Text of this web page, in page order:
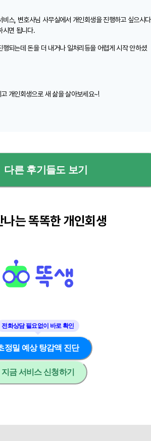
비스, 변호사님 사무실에서 개인회생을 진행하고 싶으시다
시면 됩니다.
행되는데 돈을 더 내거나 일처리등을 어렵게 시작 안하셨
개인회생으로 새 삶을 살아보세요~!
다른 후기들도 보기
나는 똑똑한 개인회생
정밀 예상 탕감액 진단
지금 서비스 신청하기